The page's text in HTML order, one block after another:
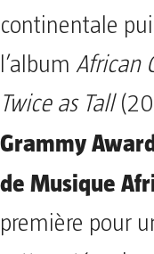
continentale
l’album African
Twice as Tall
Grammy
de Musique
première pour